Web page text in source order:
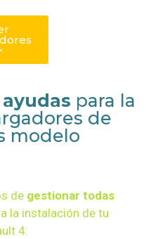
para la
de
modelo
de gestionar todas
la instalación de tu
4: